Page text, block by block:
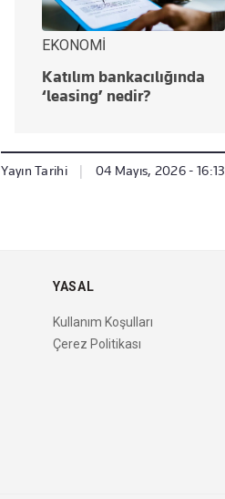
EKONOMİ
Katılım bankacılığında
‘leasing’ nedir?
Yayın Tarihi 04 Mayıs, 2026 - 16:13
YASAL
Kullanım Koşulları
Çerez Politikası